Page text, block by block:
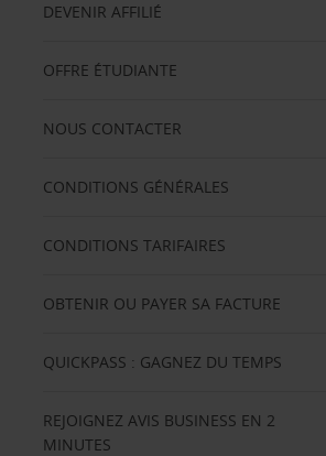
DEVENIR AFFILIÉ
OFFRE ÉTUDIANTE
NOUS CONTACTER
CONDITIONS GÉNÉRALES
CONDITIONS TARIFAIRES
OBTENIR OU PAYER SA FACTURE
QUICKPASS : GAGNEZ DU TEMPS
REJOIGNEZ AVIS BUSINESS EN 2
MINUTES